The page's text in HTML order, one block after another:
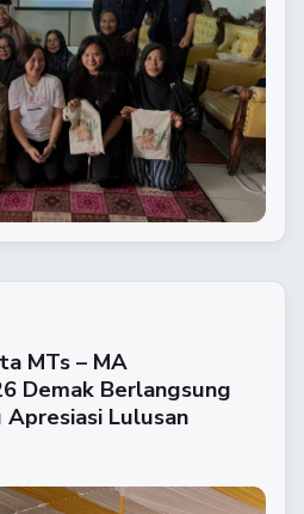
MTs – MA
Demak Berlangsung
Lulusan